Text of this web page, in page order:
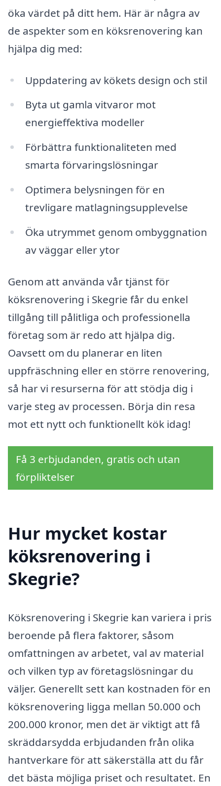
öka värdet på ditt hem. Här är några av
de aspekter som en köksrenovering kan
hjälpa dig med:
Uppdatering av kökets design och stil
Byta ut gamla vitvaror mot
energieffektiva modeller
Förbättra funktionaliteten med
smarta förvaringslösningar
Optimera belysningen för en
trevligare matlagningsupplevelse
Öka utrymmet genom ombyggnation
av väggar eller ytor
Genom att använda vår tjänst för
köksrenovering i Skegrie får du enkel
tillgång till pålitliga och professionella
företag som är redo att hjälpa dig.
Oavsett om du planerar en liten
uppfräschning eller en större renovering,
så har vi resurserna för att stödja dig i
varje steg av processen. Börja din resa
mot ett nytt och funktionellt kök idag!
Få 3 erbjudanden, gratis och utan
förpliktelser
Hur mycket kostar
köksrenovering i
Skegrie?
Köksrenovering i Skegrie kan variera i pris
beroende på flera faktorer, såsom
omfattningen av arbetet, val av material
och vilken typ av företagslösningar du
väljer. Generellt sett kan kostnaden för en
köksrenovering ligga mellan 50.000 och
200.000 kronor, men det är viktigt att få
skräddarsydda erbjudanden från olika
hantverkare för att säkerställa att du får
det bästa möjliga priset och resultatet. En